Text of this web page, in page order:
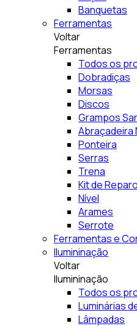
Banquetas
Ferramentas
Voltar
Ferramentas
Todos os
Dobradiças
Morsas
Discos
Grampos
Abraçadeira
Ponteira
Serras
Trena
Kit de Reparo
Nível
Arames
Serrote
Ferramentas e
Ilumininação
Voltar
Ilumininação
Todos os
Luminárias
Lâmpadas